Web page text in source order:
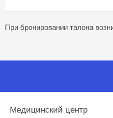
При бронировании талона
Медицинский центр